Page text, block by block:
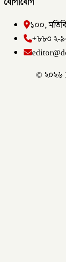
১০০,
+৮৮০ ২-
© ২০২৬